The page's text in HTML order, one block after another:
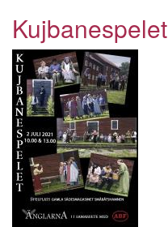
Kujbanespelet